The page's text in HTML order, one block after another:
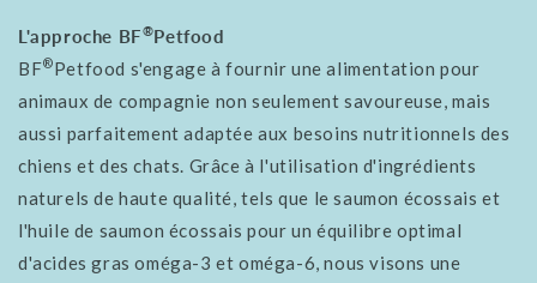
L'approche BF®Petfood
BF®Petfood s'engage à fournir une alimentation pour
animaux de compagnie non seulement savoureuse, mais
aussi parfaitement adaptée aux besoins nutritionnels des
chiens et des chats. Grâce à l'utilisation d'ingrédients
naturels de haute qualité, tels que le saumon écossais et
l'huile de saumon écossais pour un équilibre optimal
d'acides gras oméga-3 et oméga-6, nous visons une